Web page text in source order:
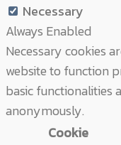
Necessary
Always Enabled
Necessary cookies
website to function
basic functionalities
anonymously.
Cookie